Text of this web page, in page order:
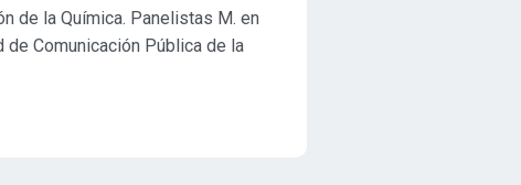
de la Química. Panelistas M. en
de Comunicación Pública de la